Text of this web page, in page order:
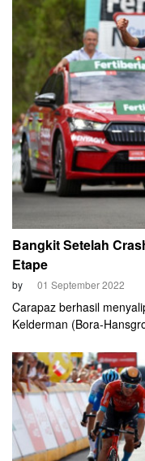
Bangkit Setelah
Etape
by 01 September 2022
Carapaz berhasil
Kelderman (Bora-
menit 26 detik.